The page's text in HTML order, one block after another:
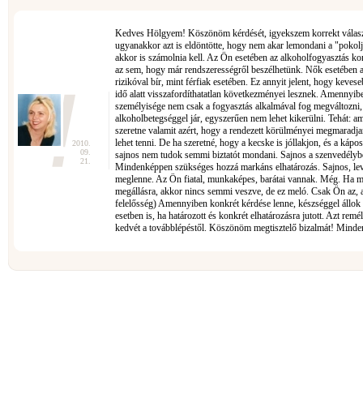
2010.
09.
21.
Kedves Hölgyem! Köszönöm kérdését, igyekszem korrekt
ugyanakkor azt is eldöntötte, hogy nem akar lemondani a
akkor is számolnia kell. Az Ön esetében az alkoholfogyasztás
az sem, hogy már rendszerességről beszélhetünk. Nők
rizikóval bír, mint férfiak esetében. Ez annyit jelent, hogy
idő alatt visszafordíthatatlan következményei lesznek.
személyisége nem csak a fogyasztás alkalmával fog
alkoholbetegséggel jár, egyszerűen nem lehet kikerülni. Tehát:
szeretne valamit azért, hogy a rendezett körülményei
lehet tenni. De ha szeretné, hogy a kecske is jóllakjon, és a
sajnos nem tudok semmi biztatót mondani. Sajnos a
Mindenképpen szükséges hozzá markáns elhatározás. Sajnos,
meglenne. Az Ön fiatal, munkaképes, barátai vannak. Még. Ha
megállásra, akkor nincs semmi veszve, de ez meló. Csak Ön
felelősség) Amennyiben konkrét kérdése lenne, készséggel állok
esetben is, ha határozott és konkrét elhatározásra jutott. Azt
kedvét a továbblépéstől. Köszönöm megtisztelő bizalmát!